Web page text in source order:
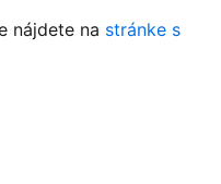
nájdete na stránke s